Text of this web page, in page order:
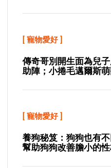
[ 寵物愛好]
傳奇哥別開生面為兒
助陣；小捲毛邁爾斯
[ 寵物愛好]
養狗秘笈：狗狗也有
幫助狗狗改善膽小的